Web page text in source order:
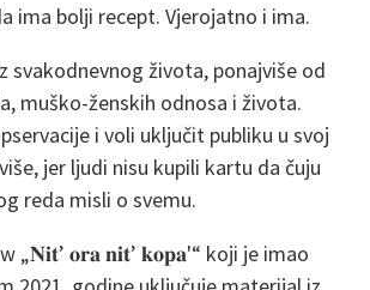
ima bolji recept. Vjerojatno i ima.
svakodnevnog života, ponajviše od
muško-ženskih odnosa i života.
i voli uključit publiku u svoj
jer ljudi nisu kupili kartu da čuju
reda misli o svemu.
„𝐍𝐢𝐭’ 𝐨𝐫𝐚 𝐧𝐢𝐭’ 𝐤𝐨𝐩𝐚'“ koji je imao